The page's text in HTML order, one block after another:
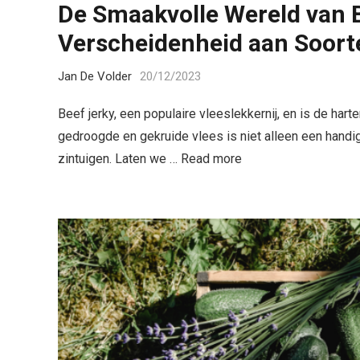
De Smaakvolle Wereld van
Verscheidenheid aan
Jan De Volder 20/12/2023
Beef jerky, een populaire vleeslekkernij, en is de
gedroogde en gekruide vlees is niet alleen een
zintuigen. Laten we … Read more